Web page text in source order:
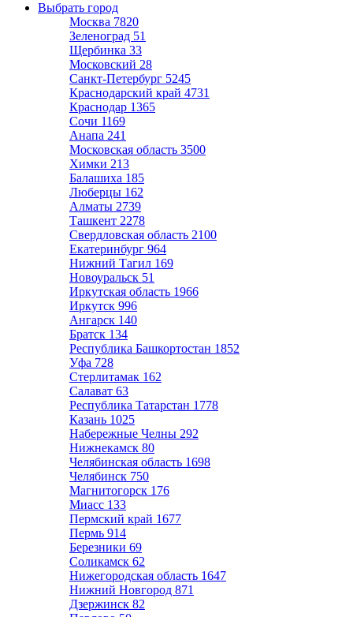
Выбрать город
Москва 7820
Зеленоград 51
Щербинка 33
Московский 28
Санкт-Петербург 5245
Краснодарский край 4731
Краснодар 1365
Сочи 1169
Анапа 241
Московская область 3500
Химки 213
Балашиха 185
Люберцы 162
Алматы 2739
Ташкент 2278
Свердловская область 2100
Екатеринбург 964
Нижний Тагил 169
Новоуральск 51
Иркутская область 1966
Иркутск 996
Ангарск 140
Братск 134
Республика Башкортостан 1852
Уфа 728
Стерлитамак 162
Салават 63
Республика Татарстан 1778
Казань 1025
Набережные Челны 292
Нижнекамск 80
Челябинская область 1698
Челябинск 750
Магнитогорск 176
Миасс 133
Пермский край 1677
Пермь 914
Березники 69
Соликамск 62
Нижегородская область 1647
Нижний Новгород 871
Дзержинск 82